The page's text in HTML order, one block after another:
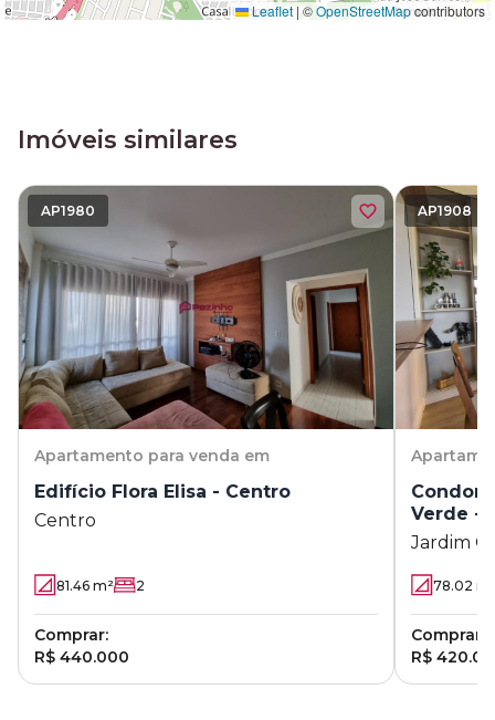
Leaflet | ©OpenStreetMapcontributors
Imóveis similares
AP1980
Apartamento para venda em
Edifício Flora Elisa - Centro
Centro
81.46 m² 2
Comprar:
R$ 440.000
AP1908
Verde -
Jardim
78.02
Comprar:
R$